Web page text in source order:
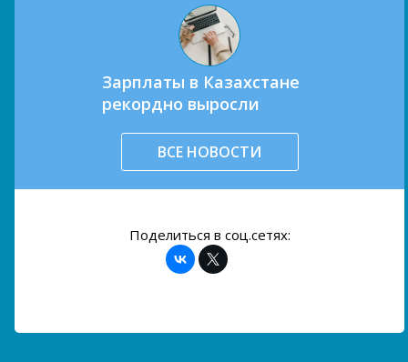
Зарплаты в Казахстане
рекордно выросли
ВСЕ НОВОСТИ
Поделиться в соц.сетях: